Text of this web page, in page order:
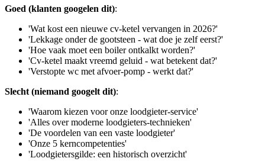
Goed (klanten googelen dit):
'Wat kost een nieuwe cv-ketel vervangen in 2026?'
'Lekkage onder de gootsteen - wat doe je zelf eerst?'
'Hoe vaak moet een boiler ontkalkt worden?'
'Cv-ketel maakt vreemd geluid - wat betekent dat?'
'Verstopte wc met afvoer-pomp - werkt dat?'
Slecht (niemand googelt dit):
'Waarom kiezen voor onze loodgieter-service'
'Alles over moderne loodgieters-technieken'
'De voordelen van een vaste loodgieter'
'Onze 5 kerncompetenties'
'Loodgietersgilde: een historisch overzicht'